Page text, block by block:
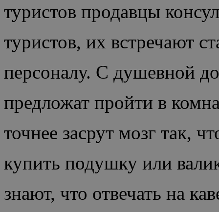
туристов продавцы
туристов, их встречают
персоналу. С душевной
предложат пройти в
точнее засрут мозг так,
купить подушку или
знают, что отвечать на